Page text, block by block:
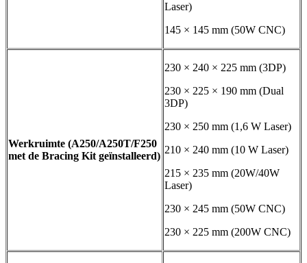
Laser)
145 × 145 mm (50W CNC)
Werkruimte (A250/A250T/F250
met de Bracing Kit geïnstalleerd)
230 × 240 × 225 mm (3DP)
230 × 225 × 190 mm (Dual
3DP)
230 × 250 mm (1,6 W Laser)
210 × 240 mm (10 W Laser)
215 × 235 mm (20W/40W
Laser)
230 × 245 mm (50W CNC)
230 × 225 mm (200W CNC)